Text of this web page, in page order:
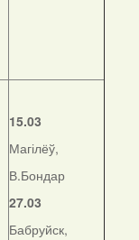
15.03
Магілёў,
В.Бондар
27.03
Бабруйск,